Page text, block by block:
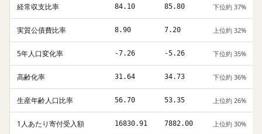
経常収支比率 84.10 85.80 下位約 37%
実質公債費比率 8.90 7.20 上位約 32%
5年人口変化率 -7.26 -5.26 下位約 35%
高齢化率 31.64 34.73 下位約 36%
生産年齢人口比率 56.70 53.35 上位約 26%
1人あたり寄付受入額 16830.91 7882.00 上位約 30%